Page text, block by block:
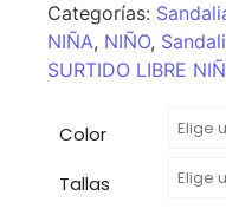
Categorías:
NIÑA, NIÑO,
SURTIDO LIBRE
Color
Tallas